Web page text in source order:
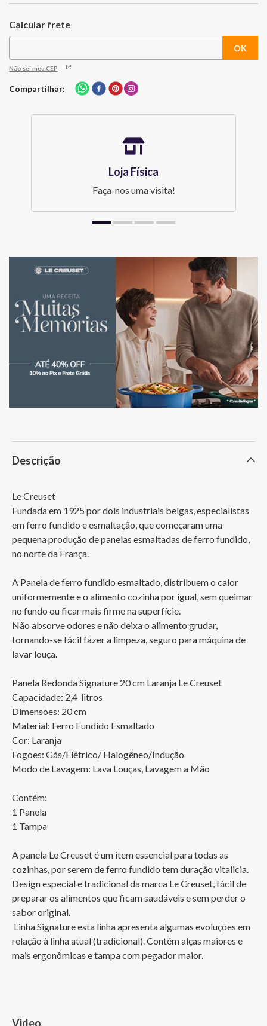
Não sei meu CEP
Compartilhar
Loja Física
Faça-nos uma visita!
Descrição
Le Creuset
Fundada em 1925 por dois industriais belgas, especialistas
em ferro fundido e esmaltação, que começaram uma
pequena produção de panelas esmaltadas de ferro fundido,
no norte da França.
A Panela de ferro fundido esmaltado, distribuem o calor
uniformemente e o alimento cozinha por igual, sem queimar
no fundo ou ficar mais firme na superfície.
Não absorve odores e não deixa o alimento grudar,
tornando-se fácil fazer a limpeza, seguro para máquina de
lavar louça.
Panela Redonda Signature 20 cm Laranja Le Creuset
Capacidade: 2,4  litros
Dimensões: 20 cm
Material: Ferro Fundido Esmaltado
Cor: Laranja
Fogões: Gás/Elétrico/ Halogêneo/Indução
Modo de Lavagem: Lava Louças, Lavagem a Mão
Contém:
1 Panela
1 Tampa
A panela Le Creuset é um item essencial para todas as
cozinhas, por serem de ferro fundido tem duração vitalicia.
Design especial e tradicional da marca Le Creuset, fácil de
preparar os alimentos que ficam saudáveis e sem perder o
sabor original.
relação à linha atual (tradicional). Contém alças maiores e
mais ergonômicas e tampa com pegador maior.
Video